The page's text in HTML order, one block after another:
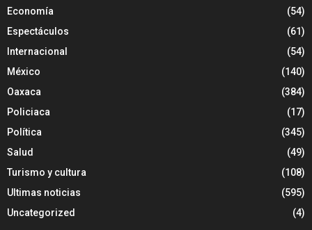
Economía
(54)
Espectáculos
(61)
Internacional
(54)
México
(140)
Oaxaca
(384)
Policiaca
(17)
Política
(345)
Salud
(49)
Turismo y cultura
(108)
Ultimas noticias
(595)
Uncategorized
(4)